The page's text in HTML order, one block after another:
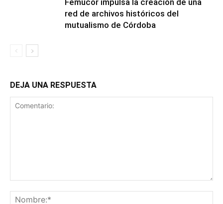
Femucor impulsa la creación de una
red de archivos históricos del
mutualismo de Córdoba
DEJA UNA RESPUESTA